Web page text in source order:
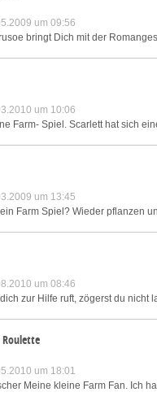
um 09:56
bringt Dich mit der
um 10:06
Farm- Spiel. Scarlett hat sich
um 13:45
Farm Spiel? Wieder pflanzen
um 08:46
zur Hilfe ruft, zögerst du
Roulette
um 18:01
Meine kleine Farm Fan. Ich